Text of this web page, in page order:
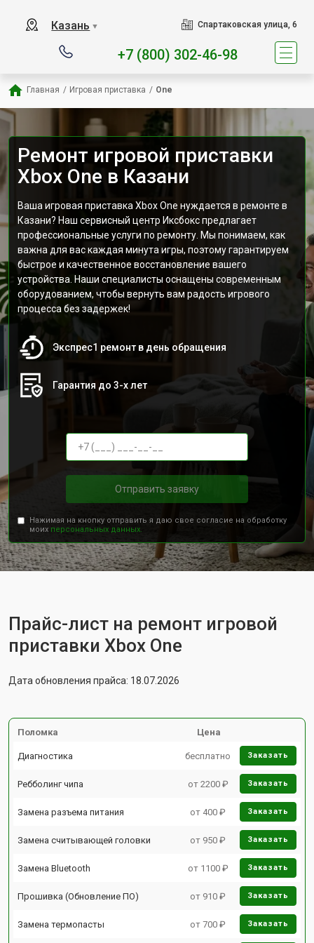
Казань ▼ Спартаковская улица, 6
+7 (800) 302-46-98
Главная / Игровая приставка / One
Ремонт игровой приставки
Xbox One в Казани
Ваша игровая приставка Xbox One нуждается в ремонте в
Казани? Наш сервисный центр Иксбокс предлагает
профессиональные услуги по ремонту. Мы понимаем, как
важна для вас каждая минута игры, поэтому гарантируем
быстрое и качественное восстановление вашего
устройства. Наши специалисты оснащены современным
оборудованием, чтобы вернуть вам радость игрового
процесса без задержек!
Экспрес1 ремонт в день обращения
Гарантия до 3-х лет
Отправить заявку
Нажимая на кнопку отправить я даю свое согласие на обработку
моих персональных данных.
Прайс-лист на ремонт игровой
приставки Xbox One
Дата обновления прайса: 18.07.2026
Поломка Цена
Диагностика бесплатно Заказать
Ребболинг чипа от 2200 ₽ Заказать
Замена разъема питания от 400 ₽ Заказать
Замена считывающей головки от 950 ₽ Заказать
Замена Bluetooth от 1100 ₽ Заказать
Прошивка (Обновление ПО) от 910 ₽ Заказать
Замена термопасты от 700 ₽ Заказать